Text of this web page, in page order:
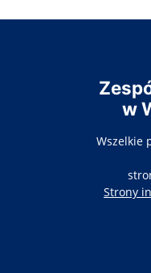
w
Wszelkie
Strony